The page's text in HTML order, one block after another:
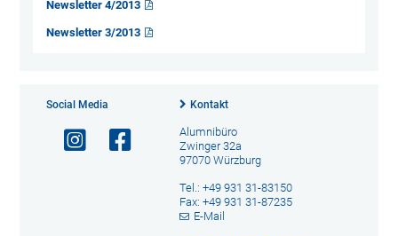
Newsletter 4/2013
Newsletter 3/2013
Social Media Kontakt
Alumnibüro
Zwinger 32a
97070 Würzburg
Tel.: +49 931 31-83150
Fax: +49 931 31-87235
E-Mail